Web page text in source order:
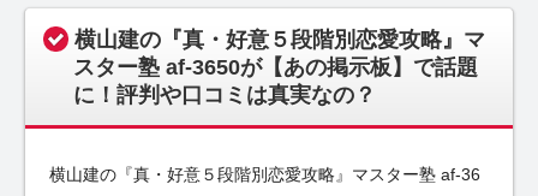
横山建の『真・好意５段階別恋愛攻略』マ
スター塾 af-3650が【あの掲示板】で話題
に！評判や口コミは真実なの？
横山建の『真・好意５段階別恋愛攻略』マスター塾 af-36